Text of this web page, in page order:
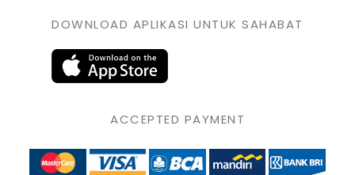
DOWNLOAD APLIKASI UNTUK SAHABAT
ACCEPTED PAYMENT